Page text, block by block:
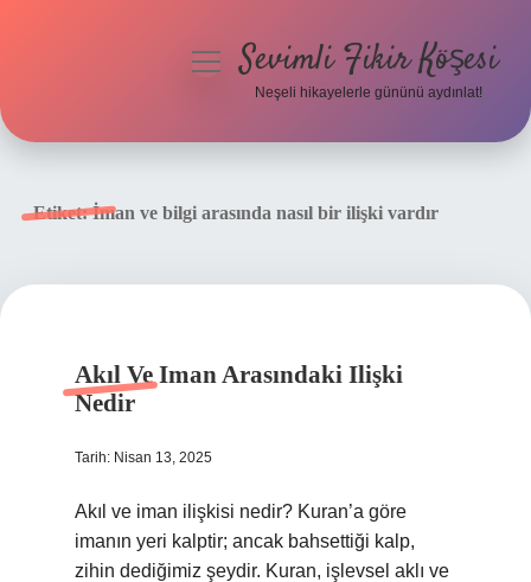
menüyüSevimli Fikir Köşesi
Neşeli hikayelerle gününü aydınlat!
Etiket:İman ve bilgi arasında nasıl bir ilişki vardır
Akıl Ve Iman Arasındaki Ilişki
Nedir
Tarih: Nisan 13, 2025
Akıl ve iman ilişkisi nedir? Kuran’a göre
imanın yeri kalptir; ancak bahsettiği kalp,
zihin dediğimiz şeydir. Kuran, işlevsel aklı ve